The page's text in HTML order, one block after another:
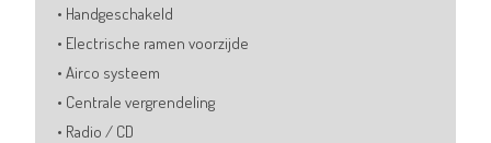
• Handgeschakeld
• Electrische ramen voorzijde
• Airco systeem
• Centrale vergrendeling
• Radio / CD